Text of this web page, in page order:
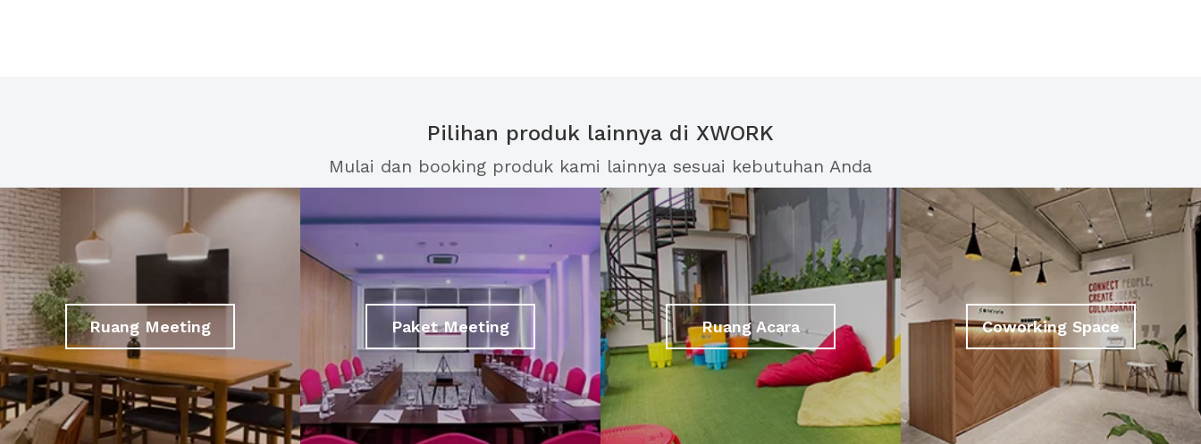
Pilihan produk lainnya di XWORK
Mulai dan booking produk kami lainnya sesuai kebutuhan Anda
Ruang Meeting Paket Meeting Ruang Acara Coworking Space